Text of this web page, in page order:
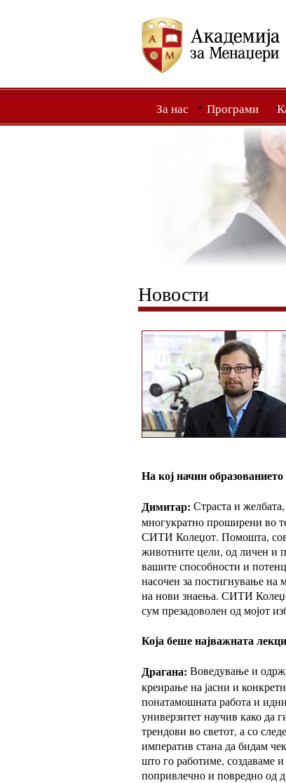
За нас Програми
Новости
На кој начин
Димитар: Страста и
многукратно проширени во
СИТИ Колеџот. Помошта,
животните цели, од личен и
вашите способности и
насочен за постигнување на
на нови знаења. СИТИ
сум презадоволен од мојот
Која беше најважната
Драгана: Воведување и
креирање на јасни и
понатамошната работа и
универзитет научив како да
трендови во светот, а со
императив стана да бидам
што го работиме, создаваме
попривлечно и повредно од